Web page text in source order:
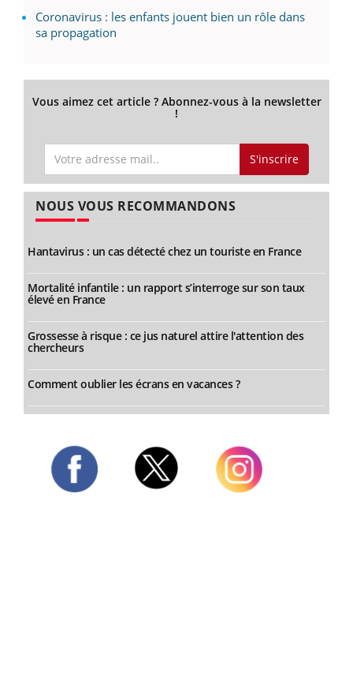
Coronavirus : les enfants jouent bien un rôle dans
sa propagation
Vous aimez cet article ? Abonnez-vous à la newsletter
!
S'inscrire
NOUS VOUS RECOMMANDONS
Hantavirus : un cas détecté chez un touriste en France
Mortalité infantile : un rapport s’interroge sur son taux
élevé en France
Grossesse à risque : ce jus naturel attire l'attention des
chercheurs
Comment oublier les écrans en vacances ?